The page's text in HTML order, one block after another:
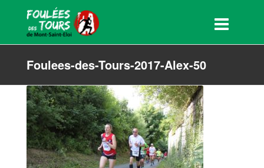
Foulees-des-Tours-2017-Alex-50